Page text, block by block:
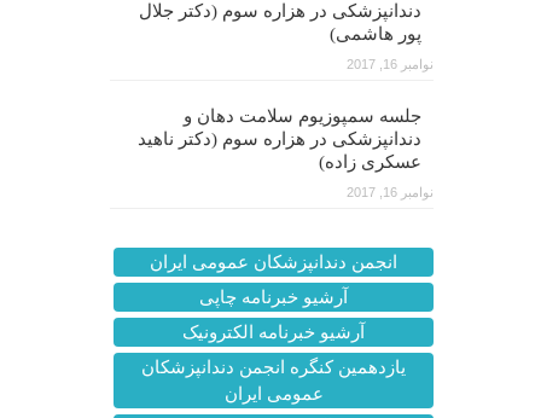
دندانپزشکی در هزاره سوم (دکتر جلال
پور هاشمی)
نوامبر 16, 2017
جلسه سمپوزیوم سلامت دهان و
دندانپزشکی در هزاره سوم (دکتر ناهید
عسکری زاده)
نوامبر 16, 2017
انجمن دندانپزشکان عمومی ایران
آرشیو خبرنامه چاپی
آرشیو خبرنامه الکترونیک
یازدهمین کنگره انجمن دندانپزشکان
عمومی ایران